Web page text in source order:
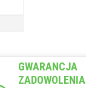
GWARANCJA
ZADOWOLENIA